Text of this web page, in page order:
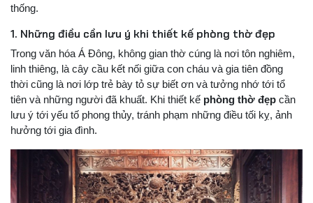
thống.
1. Những điều cần lưu ý khi thiết kế phòng thờ đẹp
Trong văn hóa Á Đông, không gian thờ cúng là nơi tôn nghiêm,
linh thiêng, là cây cầu kết nối giữa con cháu và gia tiên đồng
thời cũng là nơi lớp trẻ bày tỏ sự biết ơn và tưởng nhớ tới tổ
tiên và những người đã khuất. Khi thiết kế phòng thờ đẹp cần
lưu ý tới yếu tố phong thủy, tránh phạm những điều tối kỵ, ảnh
hưởng tới gia đình.